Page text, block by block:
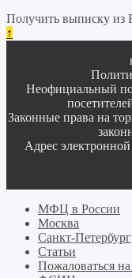
Получить выписку из
↑
Неофициальный
Законные права на
Адрес
МФЦ в России
Москва
Санкт-Петербург
Статьи
Пожаловаться